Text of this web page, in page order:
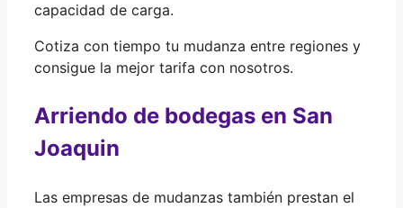
capacidad de carga.
Cotiza con tiempo tu mudanza entre regiones y
consigue la mejor tarifa con nosotros.
Arriendo de bodegas en San
Joaquin
Las empresas de mudanzas también prestan el